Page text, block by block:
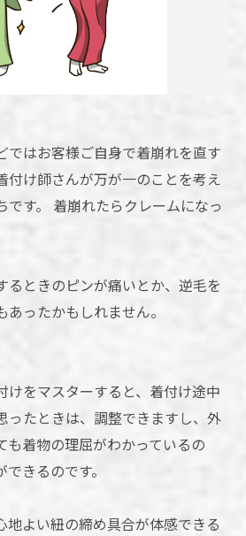
ではお客様ご自身で着崩れを直す
付け師さんが万が一のことを考え
です。 着崩れたらクレームになっ
るときのピンが痛いとか、逆毛を
ったかもしれません。
けをマスターすると、着付け途中
ったときは、調整できますし、外
も着物の理屈がわかっているの
きるのです。
地よい紐の締め具合が体感できる